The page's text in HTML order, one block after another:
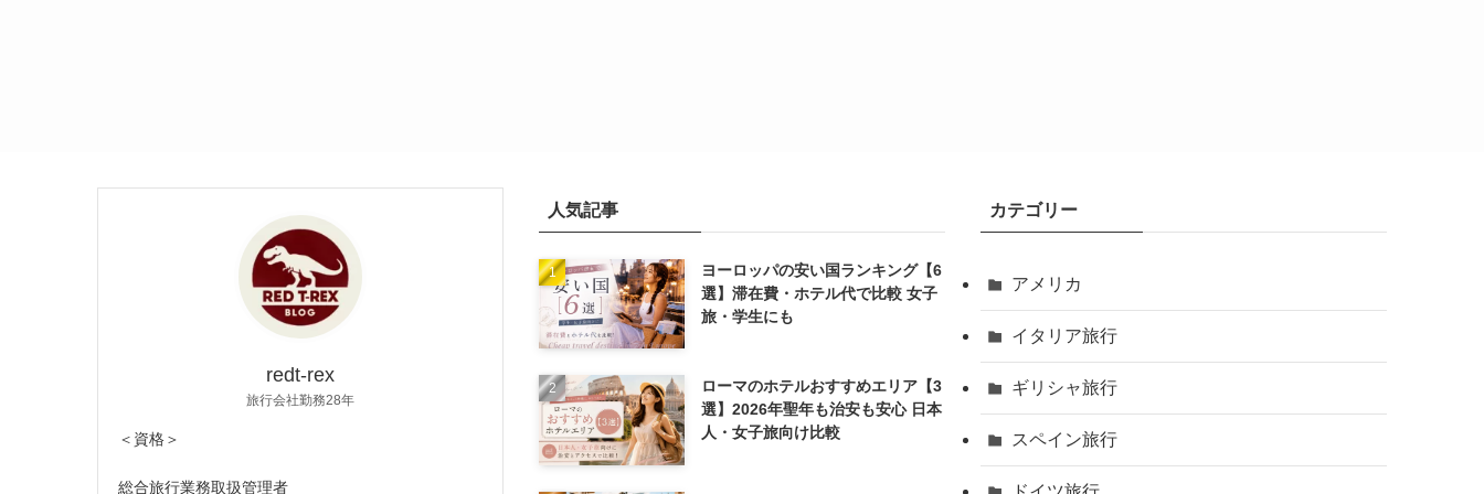
redt-rex
旅行会社勤務28年
＜資格＞
総合旅行業務取扱管理者
人気記事
ヨーロッパの安い国ランキング【6
選】滞在費・ホテル代で比較 女子
旅・学生にも
ローマのホテルおすすめエリア【3
選】2026年聖年も治安も安心 日本
人・女子旅向け比較
カテゴリー
アメリカ
イタリア旅行
ギリシャ旅行
スペイン旅行